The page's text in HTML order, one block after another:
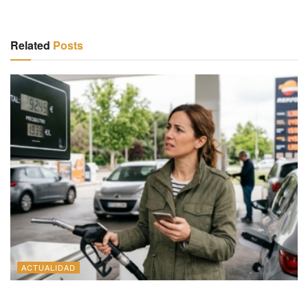
Related Posts
ACTUALIDAD